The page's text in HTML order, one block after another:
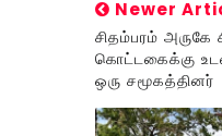
Newer
சிதம்பரம் அருகே
கொட்டகைக்கு
ஒரு சமூகத்தினர்